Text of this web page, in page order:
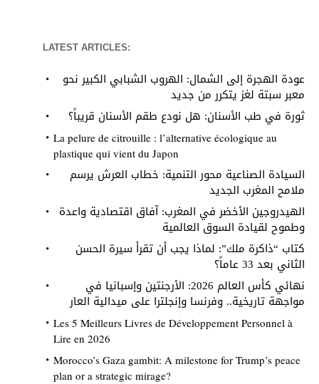
LATEST ARTICLES:
عودة الهجرة إلى الشمال: الهروب الشبابي الكبير نحو
معبر سبتة لغز يتكرر من جديد
ثورة في طب الأسنان: هل نودع طقم الأسنان قريباً؟
La pelure de citrouille : l’alternative écologique au
plastique qui vient du Japon
السيادة الصناعية محور التنمية: خطاب العرش يرسم
ملامح المغرب الجديد
الهيدروجين الأخضر في المغرب: آفاق اقتصادية واعدة
وطموح لقيادة السوق العالمية
كتاب “ذاكرة ملك”: لماذا يجب أن تقرأ سيرة الحسن
الثاني بعد 33 عاماً؟
نهائي كأس العالم 2026: الأرجنتين وإسبانيا في
مواجهة تاريخية.. وفرنسا وإنجلترا على ميدالية العار
Les 5 Meilleurs Livres de Développement Personnel à
Lire en 2026
Morocco’s Gaza gambit: A milestone for Trump’s peace
plan or a strategic mirage?